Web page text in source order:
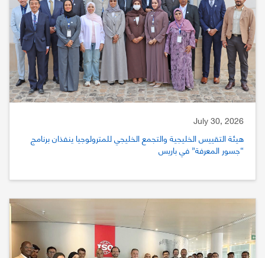
July 30, 2026
هيئة التقييس الخليجية والتجمع الخليجي للمترولوجيا ينفذان برنامج
“جسور المعرفة” في باريس